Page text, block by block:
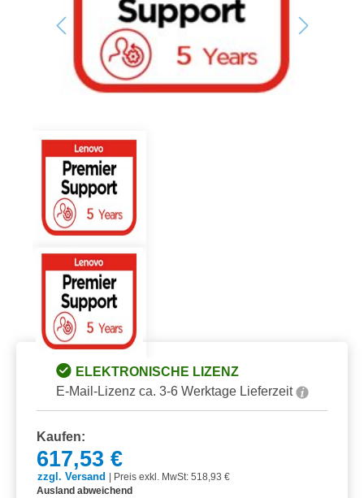
ELEKTRONISCHE LIZENZ
E-Mail-Lizenz ca. 3-6 Werktage Lieferzeit
Kaufen:
617,53 €
zzgl. Versand
Preis exkl. MwSt: 518,93 €
Ausland abweichend